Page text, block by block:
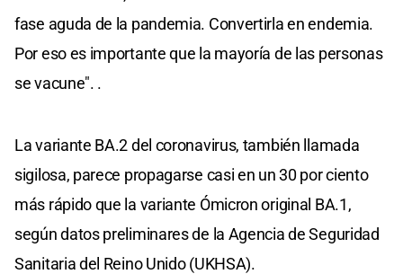
fase aguda de la pandemia. Convertirla en endemia.
Por eso es importante que la mayoría de las personas
se vacune". .
La variante BA.2 del coronavirus, también llamada
sigilosa, parece propagarse casi en un 30 por ciento
más rápido que la variante Ómicron original BA.1,
según datos preliminares de la Agencia de Seguridad
Sanitaria del Reino Unido (UKHSA).